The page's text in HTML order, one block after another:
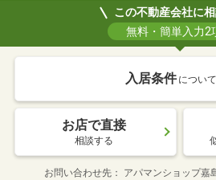
この不動産会社に
無料・簡単入力2
入居条件 につい
お店で直接
相談する
お問い合わせ先 アパマンショップ嘉